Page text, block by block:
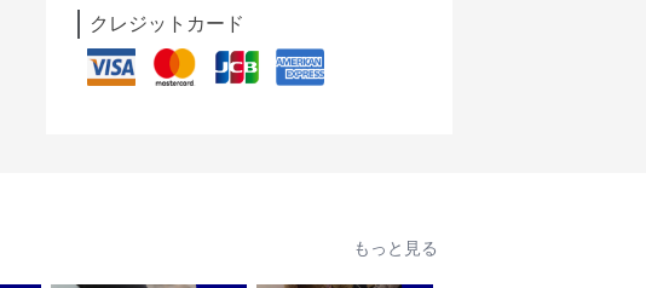
クレジットカード
もっと見る